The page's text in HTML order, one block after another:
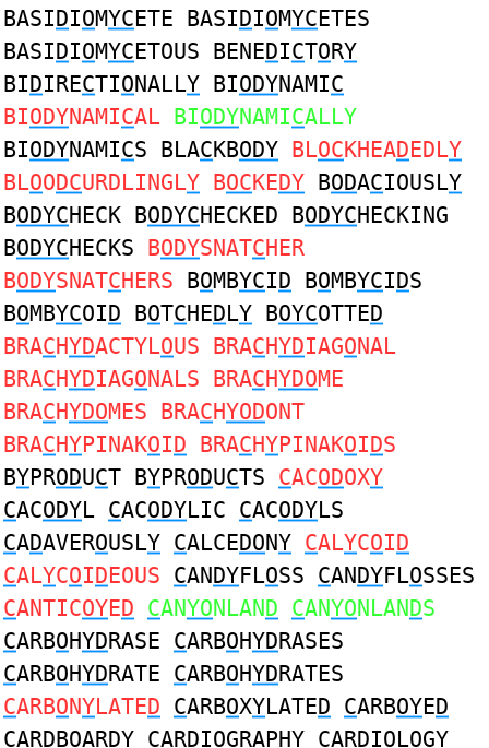
BASIDIOMYCETE BASIDIOMYCETES
BASIDIOMYCETOUS BENEDICTORY
BIDIRECTIONALLY BIODYNAMIC
BIODYNAMICAL BIODYNAMICALLY
BIODYNAMICS BLACKBODY BLOCKHEADEDLY
BLOODCURDLINGLY BOCKEDY BODACIOUSLY
BODYCHECK BODYCHECKED BODYCHECKING
BODYCHECKS BODYSNATCHER
BODYSNATCHERS BOMBYCID BOMBYCIDS
BOMBYCOID BOTCHEDLY BOYCOTTED
BRACHYDACTYLOUS BRACHYDIAGONAL
BRACHYDIAGONALS BRACHYDOME
BRACHYDOMES BRACHYODONT
BRACHYPINAKOID BRACHYPINAKOIDS
BYPRODUCT BYPRODUCTS CACODOXY
CACODYL CACODYLIC CACODYLS
CADAVEROUSLY CALCEDONY CALYCOID
CALYCOIDEOUS CANDYFLOSS CANDYFLOSSES
CANTICOYED CANYONLAND CANYONLANDS
CARBOHYDRASE CARBOHYDRASES
CARBOHYDRATE CARBOHYDRATES
CARBONYLATED CARBOXYLATED CARBOYED
CARDBOARDY CARDIOGRAPHY CARDIOLOGY